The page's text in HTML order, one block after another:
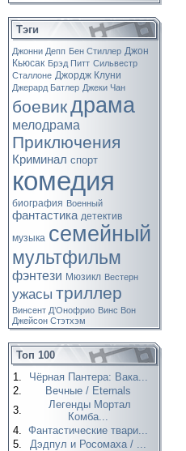
Тэги
Джонни Депп Бен Стиллер Джон
Кьюсак Брэд Питт Сильвестр
Сталлоне Джордж Клуни
Джерард Батлер Джеки Чан
боевикдрама
мелодрама
Приключения
Криминал спорт
комедия
биография Военный
фантастика детектив
музыка семейный
мультфильм
фэнтези Мюзикл Вестерн
ужасы триллер
Винсент Д’Онофрио Винс Вон
Джейсон Стэтхэм
Топ 100
1.
Чёрная Пантера: Вака...
2.
Вечные / Eternals
3.
Легенды Мортал
Комба...
4. Фантастические твари...
5.
Дэдпул и Росомаха / ...